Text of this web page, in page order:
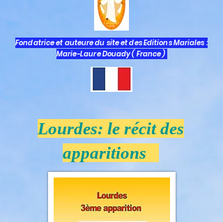
Fondatrice et auteure du site et des Editions Mariales :
Marie-Laure Douady ( France )
Lourdes: le récit des
apparitions